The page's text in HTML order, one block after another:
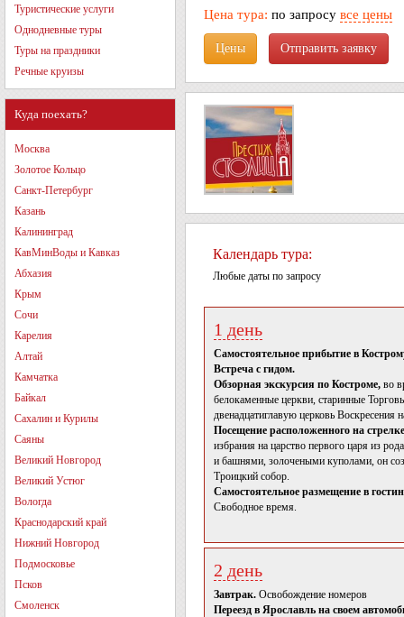
Туристические услуги
Однодневные туры
Туры на праздники
Речные круизы
Куда поехать?
Москва
Золотое Кольцо
Санкт-Петербург
Казань
Калининград
КавМинВоды и Кавказ
Абхазия
Крым
Сочи
Карелия
Алтай
Камчатка
Байкал
Сахалин и Курилы
Саяны
Великий Новгород
Великий Устюг
Вологда
Краснодарский край
Нижний Новгород
Подмосковье
Псков
Смоленск
Цена тура: по запросу все цены
Цены
Календарь тура:
Любые даты по запросу
1 день
Самостоятельное прибытие в
Встреча с гидом.
Обзорная экскурсия по Костроме, во
белокаменные церкви, старинные
двенадцатиглавую церковь
Посещение расположенного на
избрания на царство первого царя из
и башнями, золочеными куполами, он
Троицкий собор.
Самостоятельное размещение в
Свободное время.
2 день
Завтрак. Освобождение номеров
Переезд в Ярославль на своем